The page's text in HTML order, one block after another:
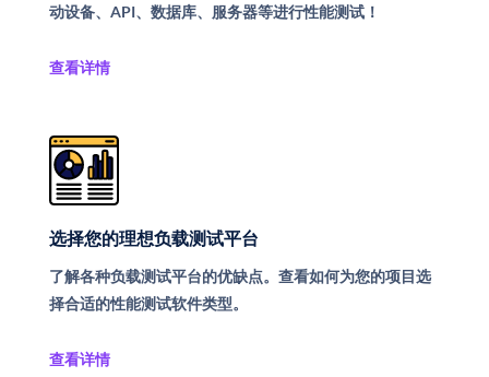
动设备、API、数据库、服务器等进行性能测试！
查看详情
选择您的理想负载测试平台
了解各种负载测试平台的优缺点。查看如何为您的项目选
择合适的性能测试软件类型。
查看详情